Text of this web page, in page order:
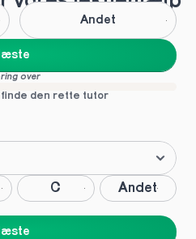
Andet
over
den rette tutor
C Andet